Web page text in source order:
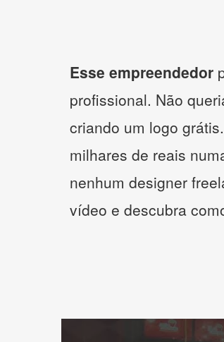
Esse empreendedor
profissional. Não
criando um logo
milhares de reais
nenhum designer
vídeo e descubra